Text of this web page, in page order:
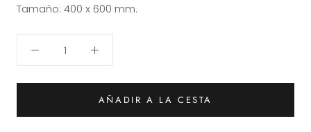
Tamaño: 400 x 600 mm.
AÑADIR A LA CESTA